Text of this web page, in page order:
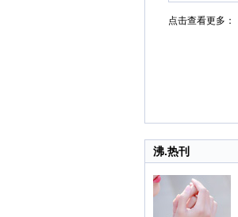
点击查看更多：
沸.热刊